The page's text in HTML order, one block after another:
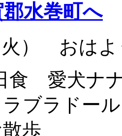
水巻町へ
火） おは